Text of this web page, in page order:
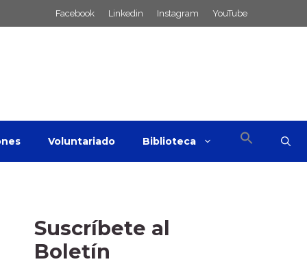
Facebook Linkedin Instagram YouTube
Voluntariado Biblioteca
Suscríbete al
Boletín